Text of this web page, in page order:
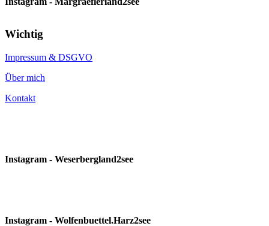
Wichtig
Impressum & DSGVO
Über mich
Kontakt
Instagram - Weserbergland2see
Instagram - Wolfenbuettel.Harz2see